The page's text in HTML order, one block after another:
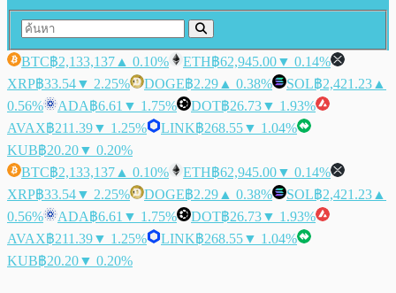
BTC฿2,133,137 ▲ 0.10% ETH฿62,945.00▼ 0.14%
XRP฿33.54▼ 2.25% DOGE฿2.29 ▲ 0.38% SOL฿2,421.23 ▲
0.56%
ADA฿6.61 ▼ 1.75% DOT฿26.73▼ 1.93%
AVAX฿211.39▼ 1.25% LINK฿268.55▼ 1.04%
KUB฿20.20▼ 0.20%
BTC฿2,133,137 ▲ 0.10% ETH฿62,945.00▼ 0.14%
XRP฿33.54▼ 2.25% DOGE฿2.29 ▲ 0.38% SOL฿2,421.23 ▲
0.56%
ADA฿6.61 ▼ 1.75% DOT฿26.73▼ 1.93%
AVAX฿211.39▼ 1.25% LINK฿268.55▼ 1.04%
KUB฿20.20▼ 0.20%